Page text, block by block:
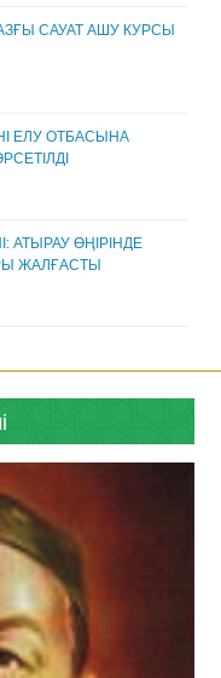
САУАТ АШУ КУРСЫ
ЕЛУ ОТБАСЫНА
АТЫРАУ ӨҢІРІНДЕ
ЖАЛҒАСТЫ